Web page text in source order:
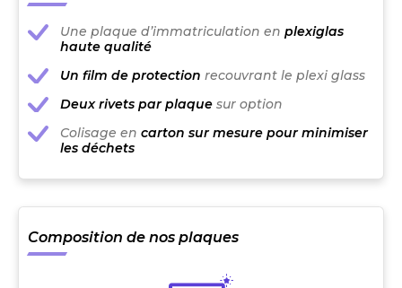
Une plaque d’immatriculation en plexiglas
haute qualité
Un film de protection recouvrant le plexi glass
Deux rivets par plaque sur option
Colisage en carton sur mesure pour minimiser
les déchets
Composition de nos plaques